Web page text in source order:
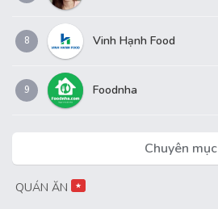
8 Vinh Hạnh Food
9 Foodnha
Chuyên mục
QUÁN ĂN ★